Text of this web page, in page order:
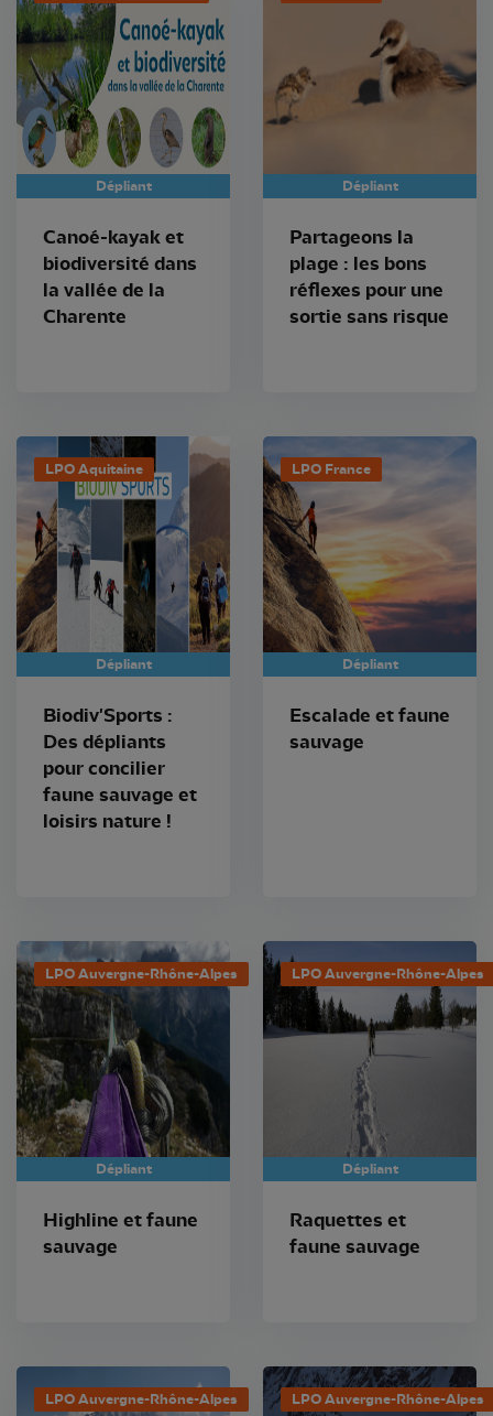
Dépliant
Canoé-kayak et
biodiversité dans
la vallée de la
Charente
Dépliant
Partageons la
plage : les bons
réflexes pour une
sortie sans risque
LPO Aquitaine
Dépliant
Biodiv'Sports :
Des dépliants
pour concilier
faune sauvage et
loisirs nature !
LPO France
Dépliant
Escalade et faune
sauvage
LPO Auvergne-Rhône-Alpes
Dépliant
Highline et faune
sauvage
LPO Auvergne-Rhône-Alpes
Dépliant
Raquettes et
faune sauvage
LPO Auvergne-Rhône-Alpes LPO Auvergne-Rhône-Alpes